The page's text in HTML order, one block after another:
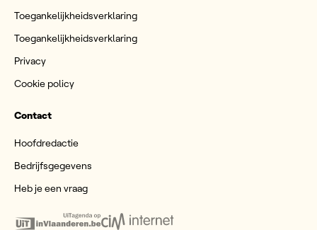
Toegankelijkheidsverklaring
Toegankelijkheidsverklaring
Privacy
Cookie policy
Contact
Hoofdredactie
Bedrijfsgegevens
Heb je een vraag